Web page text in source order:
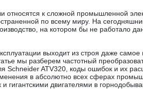
относятся к сложной промышленной
по всему миру. На
на котором бы не работало
выходит из строя даже
мы разберем частотный
Schneider ATV320, коды ошибок и их
в абсолютно всех сферах
и гигантскими двигателями в